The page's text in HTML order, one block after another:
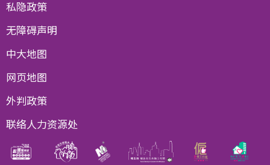
私隐政策
无障碍声明
中大地图
网页地图
外判政策
联络人力资源处